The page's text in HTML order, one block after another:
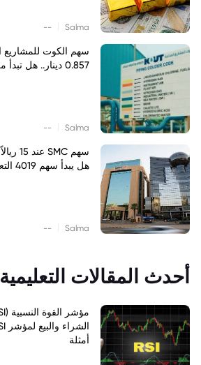
Salma
--
0.857 دينار.. هل تبدأ مرحلة تعافٍ جديدة؟
Salma
--
هل يبدأ سهم 4019 التعافي؟
Salma
--
أحدث المقالات التعليمية
أمثلة